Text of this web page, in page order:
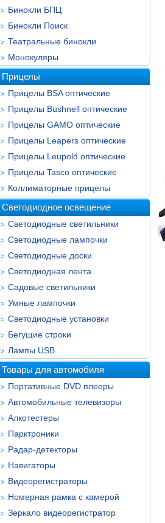
Бинокли БПЦ
Бинокли Поиск
Театральные бинокли
Монокуляры
Прицелы
Прицелы BSA оптические
Прицелы Bushnell оптические
Прицелы GAMO оптические
Прицелы Leapers оптические
Прицелы Leupold оптические
Прицелы Tasco оптические
Коллиматорные прицелы
Светодиодное освещение
Светодиодные светильники
Светодиодные лампочки
Светодиодные доски
Светодиодная лента
Садовые светильники
Умные лампочки
Светодиодные установки
Бегущие строки
Лампы USB
Товары для автомобиля
Портативные DVD плееры
Автомобильные телевизоры
Алкотестеры
Парктроники
Радар-детекторы
Навигаторы
Видеорегистраторы
Номерная рамка с камерой
Зеркало видеорегистратор